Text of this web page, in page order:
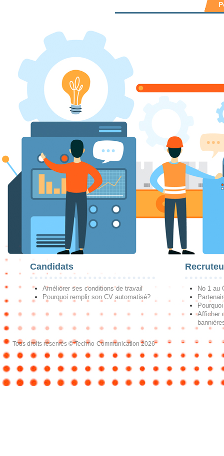
Candidats
Améliorer ses conditions de travail
Pourquoi remplir son CV automatisé?
No 1 au
Afficher
Tous droits réservés © Techno-Communication 2026